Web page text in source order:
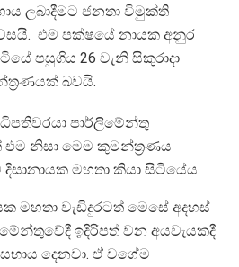
ලබාදීමට ජනතා විමුක්ති
එම පක්ෂයේ නායක අනුර
පසුගිය 26 වැනි සිකුරාදා
බවයි.
පාර්ලිමේන්තු
එම නිසා මෙම කුමන්ත‍්‍රණය
මහතා කියා සිටියේය.
මහතා වැඩිදුරටත් මෙසේ අදහස්
ඉදිරිපත් වන අයවැයකදී
දෙනවා. ඒ වගේම